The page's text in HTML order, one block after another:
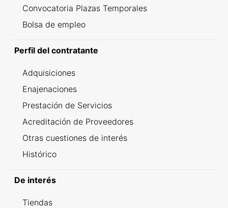
Convocatoria Plazas Temporales
Bolsa de empleo
Perfil del contratante
Adquisiciones
Enajenaciones
Prestación de Servicios
Acreditación de Proveedores
Otras cuestiones de interés
Histórico
De interés
Tiendas